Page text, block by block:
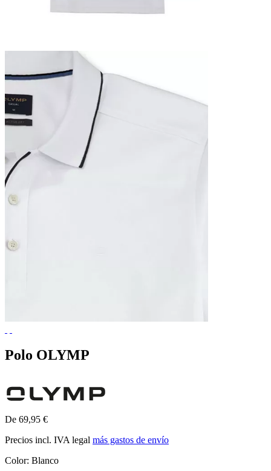
Polo OLYMP
De 69,95 €
Precios incl. IVA legal más gastos de envío
Color: Blanco